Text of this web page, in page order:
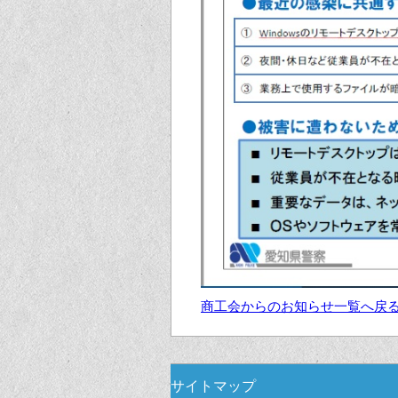
商工会からのお知らせ一覧へ戻
サイトマップ